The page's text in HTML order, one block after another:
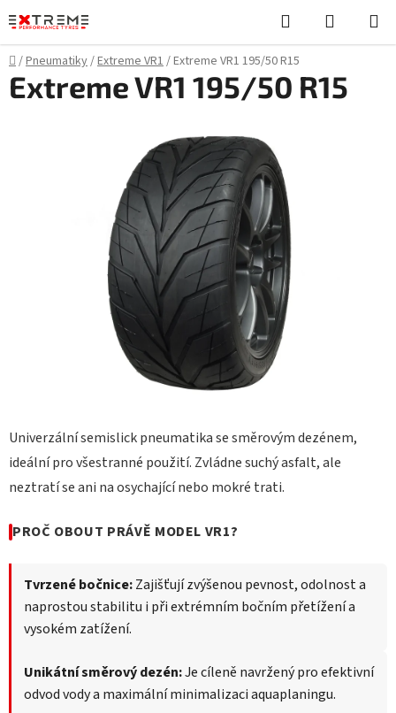
na
obsah
Hledat
KOŠÍK
Domů
/Pneumatiky/Extreme VR1/Extreme VR1 195/50 R15
Univerzální semislick pneumatika se směrovým dezénem,
ideální pro všestranné použití. Zvládne suchý asfalt, ale
neztratí se ani na osychající nebo mokré trati.
PROČ OBOUT PRÁVĚ MODEL VR1?
Tvrzené bočnice:Zajišťují zvýšenou pevnost, odolnost a
naprostou stabilitu i při extrémním bočním přetížení a
vysokém zatížení.
Unikátní směrový dezén:Je cíleně navržený pro efektivní
odvod vody a maximální minimalizaci aquaplaningu.
Extreme VR1 195/50 R15